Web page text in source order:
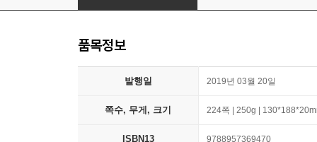
품목정보
발행일 2019년 03월 20일
쪽수, 무게, 크기 224쪽 | 250g |
ISBN13 9788957369470